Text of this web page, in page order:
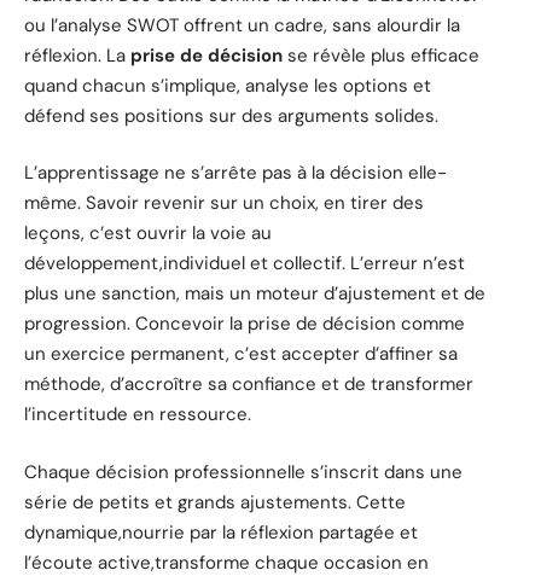
ou l’analyse SWOT offrent un cadre, sans alourdir la
réflexion. La prise de décision se révèle plus efficace
quand chacun s’implique, analyse les options et
défend ses positions sur des arguments solides.
L’apprentissage ne s’arrête pas à la décision elle-
même. Savoir revenir sur un choix, en tirer des
leçons, c’est ouvrir la voie au
développement,individuel et collectif. L’erreur n’est
plus une sanction, mais un moteur d’ajustement et de
progression. Concevoir la prise de décision comme
un exercice permanent, c’est accepter d’affiner sa
méthode, d’accroître sa confiance et de transformer
l’incertitude en ressource.
Chaque décision professionnelle s’inscrit dans une
série de petits et grands ajustements. Cette
dynamique,nourrie par la réflexion partagée et
l’écoute active,transforme chaque occasion en